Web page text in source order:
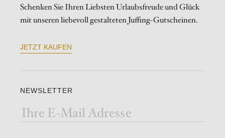
Schenken Sie Ihren Liebsten Urlaubsfreude und Glück
mit unseren liebevoll gestalteten Juffing-Gutscheinen.
JETZT KAUFEN
NEWSLETTER